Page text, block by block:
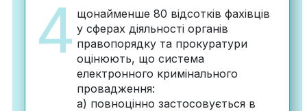
4 щонайменше 80 відсотків фахівців
у сферах діяльності органів
правопорядку та прокуратури
оцінюють, що система
електронного кримінального
провадження:
а) повноцінно застосовується в